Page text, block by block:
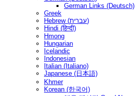
German Links (Deutsch)
Greek
Hebrew (עברית)
Hindi (हिन्दी)
Hmong
Hungarian
Icelandic
Indonesian
Italian (Italiano)
Japanese (日本語)
Khmer
Korean (한국어)